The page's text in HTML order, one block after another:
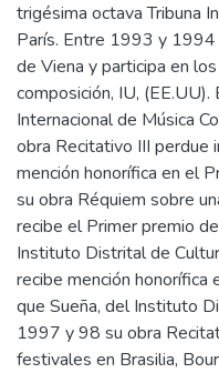
trigésima octava Tribuna
París. Entre 1993 y 1994
de Viena y participa en
composición, IU,
Internacional de Música
obra Recitativo III perdue
mención honorífica en el
su obra Réquiem sobre
recibe el Primer premio
Instituto Distrital de
recibe mención honorífica
que Sueña, del Instituto
1997 y 98 su obra
festivales en Brasilia,